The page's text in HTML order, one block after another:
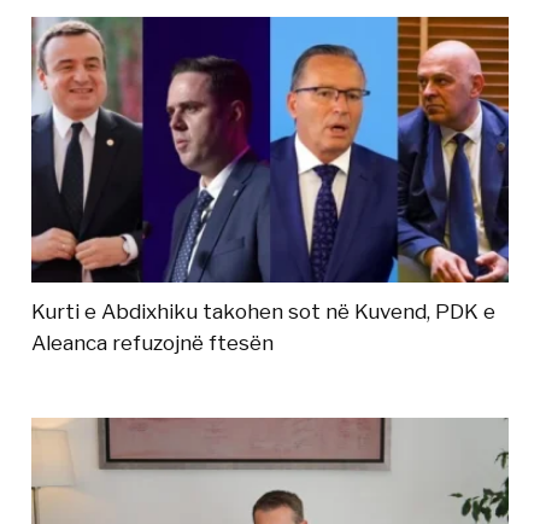
Kurti e Abdixhiku takohen sot në Kuvend, PDK e
Aleanca refuzojnë ftesën